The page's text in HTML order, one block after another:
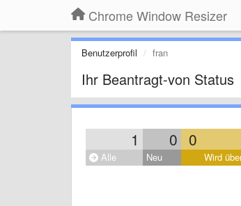
Chrome Window Resizer
Benutzerprofil fran
Ihr Beantragt-von Status
1 0 0
Alle Neu Wird